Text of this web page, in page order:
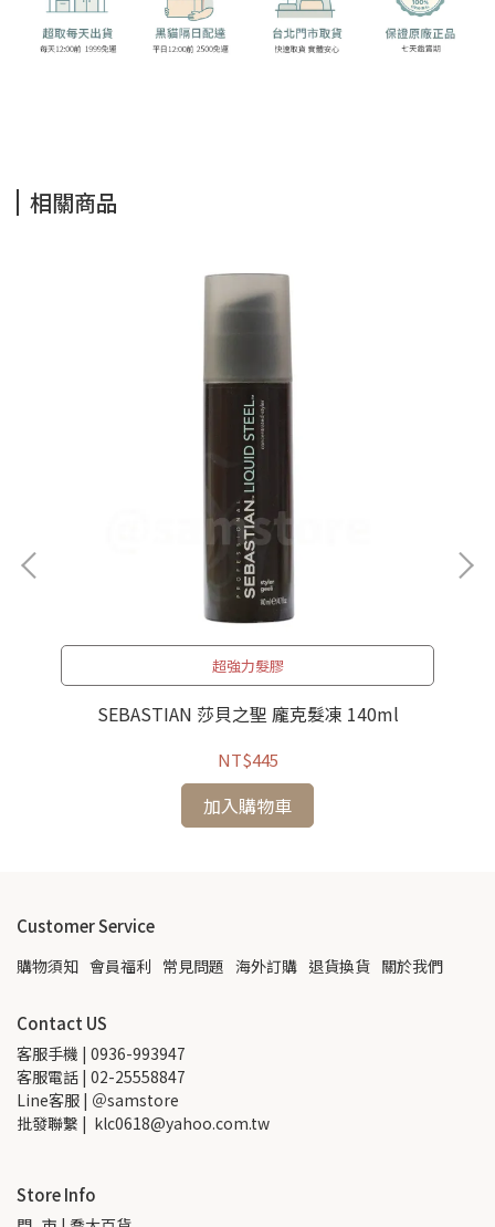
相關商品
超強力髮膠
SEBASTIAN 莎貝之聖 龐克髮凍 140ml
NT$445
加入購物車
Customer Service
購物須知 會員福利 常見問題 海外訂購 退貨換貨 關於我們
Contact US
客服手機 | 0936-993947
客服電話 | 02-25558847
Line客服 | ＠samstore
批發聯繫 |  klc0618@yahoo.com.tw
Store Info